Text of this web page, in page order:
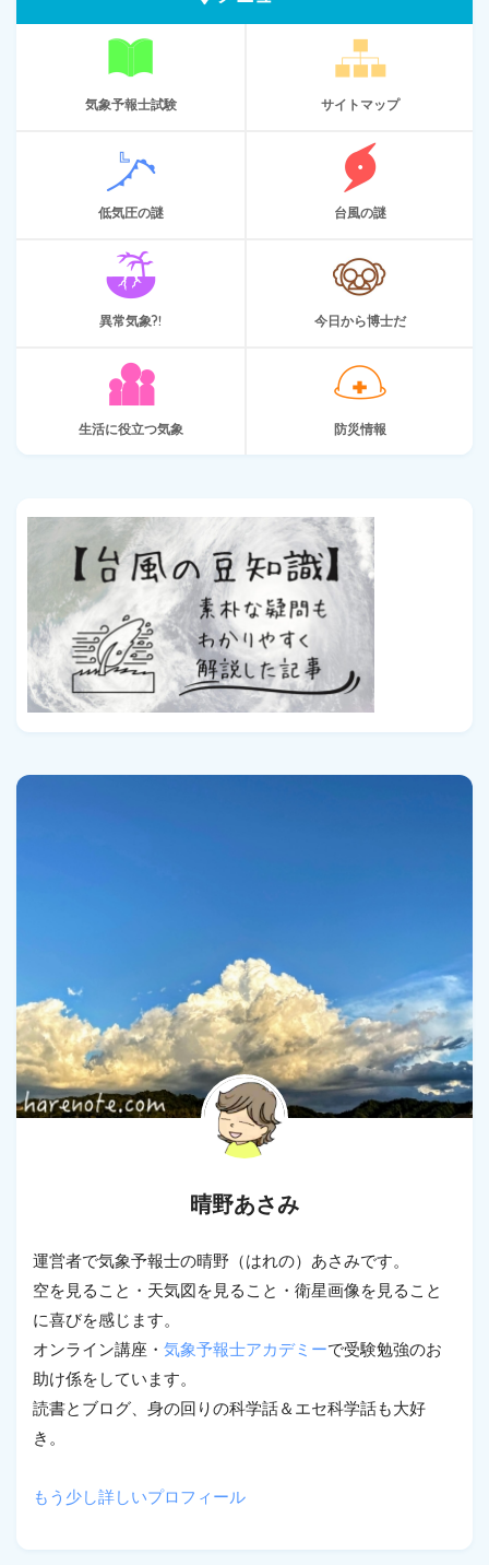
気象予報士試験 サイトマップ
低気圧の謎 台風の謎
異常気象?! 今日から博士だ
生活に役立つ気象 防災情報
晴野あさみ
運営者で気象予報士の晴野（はれの）あさみです。
空を見ること・天気図を見ること・衛星画像を見ること
に喜びを感じます。
オンライン講座・ 気象予報士アカデミーで受験勉強のお
助け係をしています。
読書とブログ、身の回りの科学話＆エセ科学話も大好
き。
もう少し詳しいプロフィール